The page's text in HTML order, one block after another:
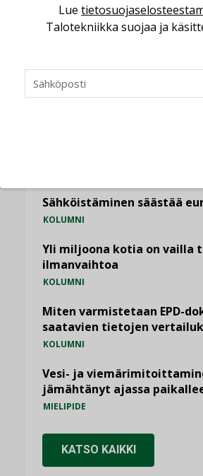
KATSO KAIKKI
NÄKÖKULMIA
Sähköistäminen säästää
KOLUMNI
Yli miljoona kotia on vailla
ilmanvaihtoa
KOLUMNI
Miten varmistetaan EPD-
saatavien tietojen
KOLUMNI
Vesi- ja
jämähtänyt ajassa
MIELIPIDE
KATSO KAIKKI
Lue
Talotekniikka suojaa ja